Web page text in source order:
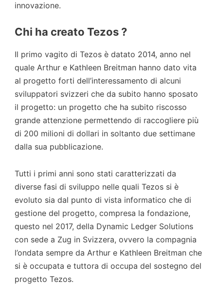
innovazione.
Chi ha creato Tezos ?
Il primo vagito di Tezos è datato 2014, anno nel
quale Arthur e Kathleen Breitman hanno dato vita
al progetto forti dell’interessamento di alcuni
sviluppatori svizzeri che da subito hanno sposato
il progetto: un progetto che ha subito riscosso
grande attenzione permettendo di raccogliere più
di 200 milioni di dollari in soltanto due settimane
dalla sua pubblicazione.
Tutti i primi anni sono stati caratterizzati da
diverse fasi di sviluppo nelle quali Tezos si è
evoluto sia dal punto di vista informatico che di
gestione del progetto, compresa la fondazione,
questo nel 2017, della Dynamic Ledger Solutions
con sede a Zug in Svizzera, ovvero la compagnia
l’ondata sempre da Arthur e Kathleen Breitman che
si è occupata e tuttora di occupa del sostegno del
progetto Tezos.